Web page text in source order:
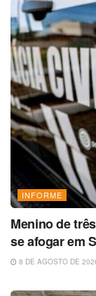
INFORME
Menino de
se afogar em
8 DE AGOSTO DE